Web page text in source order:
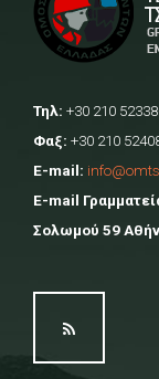
Τηλ: +30 210
Φαξ: +30 210
E-mail:
E-mail
Σολωμού 59